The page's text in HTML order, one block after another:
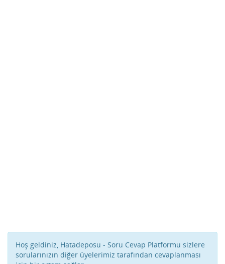
Hoş geldiniz, Hatadeposu - Soru Cevap Platformu sizlere
sorularınızın diğer üyelerimiz tarafından cevaplanması